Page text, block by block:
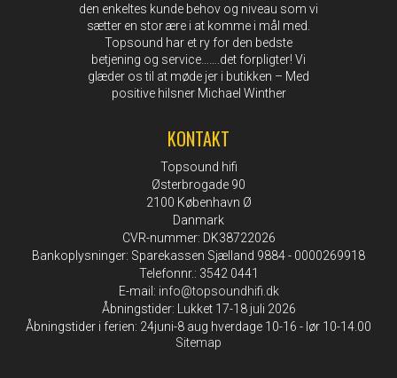
den enkeltes kunde behov og niveau som vi
sætter en stor ære i at komme i mål med.
Topsound har et ry for den bedste
betjening og service…….det forpligter! Vi
glæder os til at møde jer i butikken – Med
positive hilsner Michael Winther
KONTAKT
Topsound hifi
Østerbrogade 90
2100 København Ø
Danmark
CVR-nummer: DK38722026
Bankoplysninger: Sparekassen Sjælland 9884 - 0000269918
Telefonnr.: 3542 0441
E-mail : info@topsoundhifi.dk
Åbningstider: Lukket 17-18 juli 2026
Åbningstider i ferien: 24juni-8 aug hverdage 10-16 - lør 10-14.00
Sitemap